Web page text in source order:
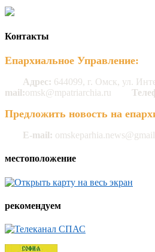
Контакты
Епархиальное Управление:
Адрес: 644099, г. Омск, ул.
mail:omsk@mpatriarchia.ru
Предложить новость на
E-mail:
местоположение
рекомендуем